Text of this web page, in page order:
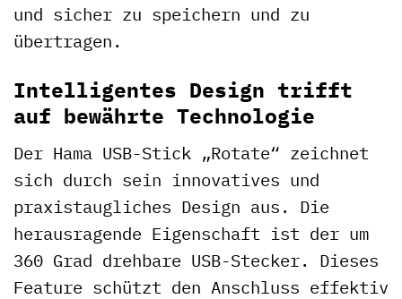
und sicher zu speichern und zu
übertragen.
Intelligentes Design trifft
auf bewährte Technologie
Der Hama USB-Stick „Rotate“ zeichnet
sich durch sein innovatives und
praxistaugliches Design aus. Die
herausragende Eigenschaft ist der um
360 Grad drehbare USB-Stecker. Dieses
Feature schützt den Anschluss effektiv